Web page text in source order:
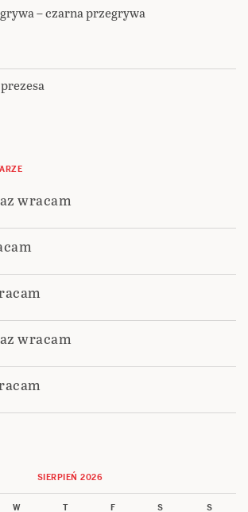
– czarna przegrywa
wracam
wracam
SIERPIEŃ 2026
W T F S S